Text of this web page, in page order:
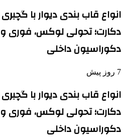
انواع قاب بندی دیوار با
دکارت؛ تحولی لوکس، فوری و
دکوراسیون داخلی
7 روز پیش
انواع قاب بندی دیوار با
دکارت؛ تحولی لوکس، فوری و
دکوراسیون داخلی